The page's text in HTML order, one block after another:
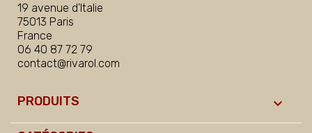
19 avenue d'Italie
75013 Paris
France
06 40 87 72 79
contact@rivarol.com
PRODUITS 